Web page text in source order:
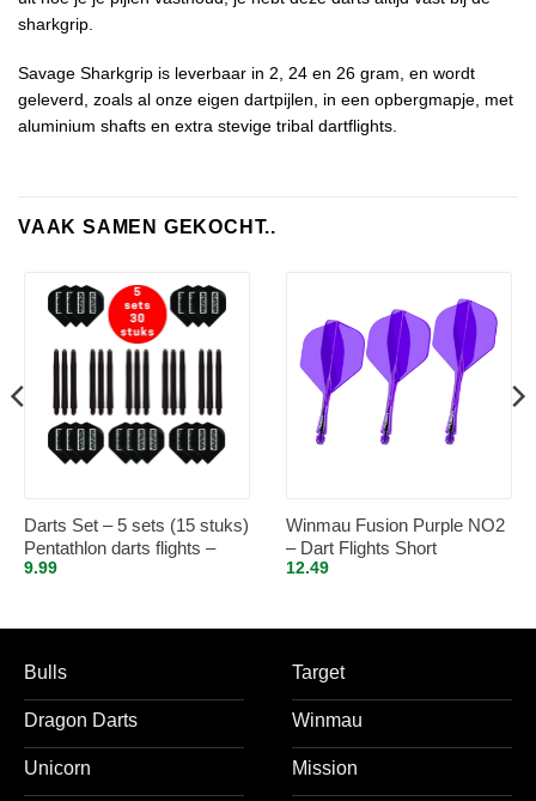
sharkgrip.
Savage Sharkgrip is leverbaar in 2, 24 en 26 gram, en wordt
geleverd, zoals al onze eigen dartpijlen, in een opbergmapje, met
aluminium shafts en extra stevige tribal dartflights.
VAAK SAMEN GEKOCHT..
Darts Set – 5 sets (15 stuks)
Pentathlon darts flights –
super stevig – zwart – incl. 5
9.99
Winmau Fusion Purple NO2
– Dart Flights Short
12.49
Bulls
Dragon Darts
Unicorn
Target
Winmau
Mission